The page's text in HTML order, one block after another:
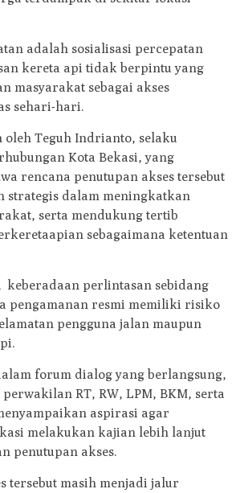
adalah sosialisasi percepatan
kereta api tidak berpintu yang
masyarakat sebagai akses
sehari-hari.
Teguh Indrianto, selaku
Kota Bekasi, yang
rencana penutupan akses tersebut
strategis dalam meningkatkan
serta mendukung tertib
sebagaimana ketentuan
keberadaan perlintasan sebidang
pengamanan resmi memiliki risiko
pengguna jalan maupun
forum dialog yang berlangsung,
RT, RW, LPM, BKM, serta
aspirasi agar
melakukan kajian lebih lanjut
penutupan akses.
tersebut masih menjadi jalur